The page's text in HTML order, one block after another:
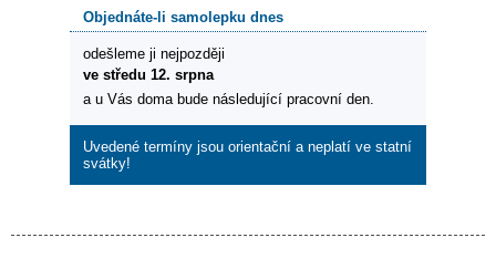
Objednáte-li samolepku dnes
odešleme ji nejpozději
ve středu 12. srpna
a u Vás doma bude následující pracovní den.
Uvedené termíny jsou orientační a neplatí ve statní
svátky!